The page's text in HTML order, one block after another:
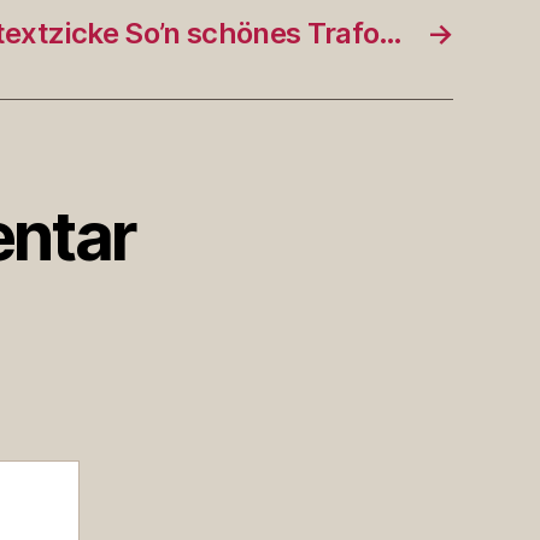
→
So’n schönes Trafo…